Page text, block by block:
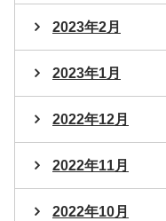
2023年2月
2023年1月
2022年12月
2022年11月
2022年10月